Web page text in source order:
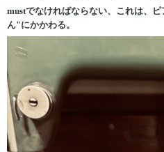
mustでなければならない、これは、
ん"にかかわる。